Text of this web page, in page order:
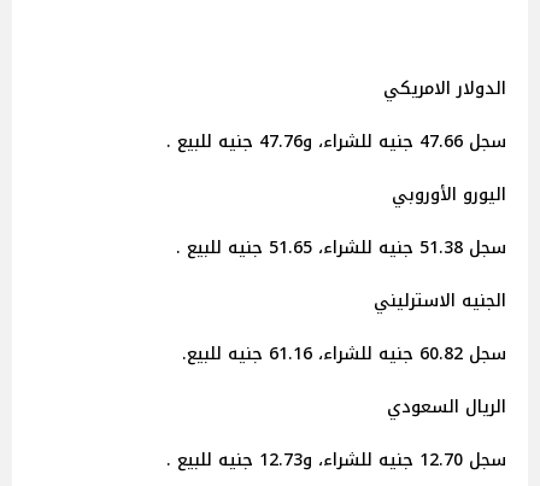
الدولار الامريكي
سجل 47.66 جنيه للشراء، و47.76 جنيه للبيع .
اليورو الأوروبي
سجل 51.38 جنيه للشراء، 51.65 جنيه للبيع .
الجنيه الاسترليني
سجل 60.82 جنيه للشراء، 61.16 جنيه للبيع.
الريال السعودي
سجل 12.70 جنيه للشراء، و12.73 جنيه للبيع .